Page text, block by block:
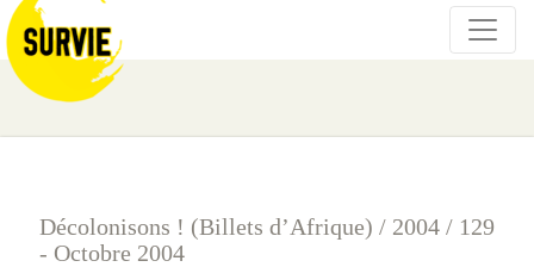
Décolonisons ! (Billets d’Afrique) / 2004 / 129
- Octobre 2004